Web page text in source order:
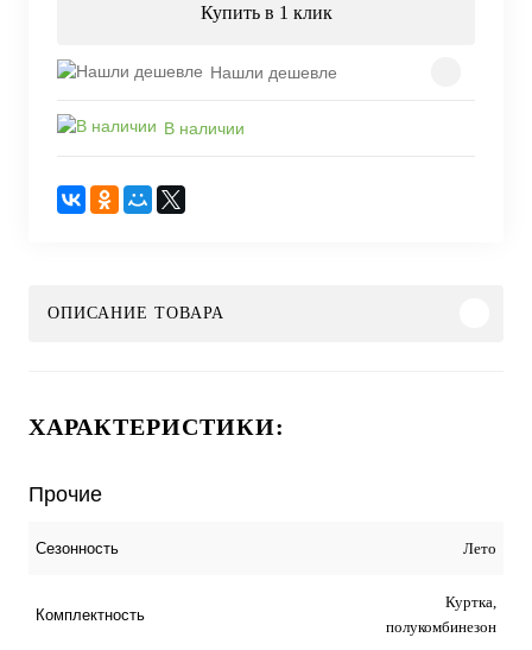
Купить в 1 клик
Нашли дешевле
В наличии
ОПИСАНИЕ ТОВАРА
ХАРАКТЕРИСТИКИ:
Прочие
Сезонность Лето
Комплектность
Куртка,
полукомбинезон